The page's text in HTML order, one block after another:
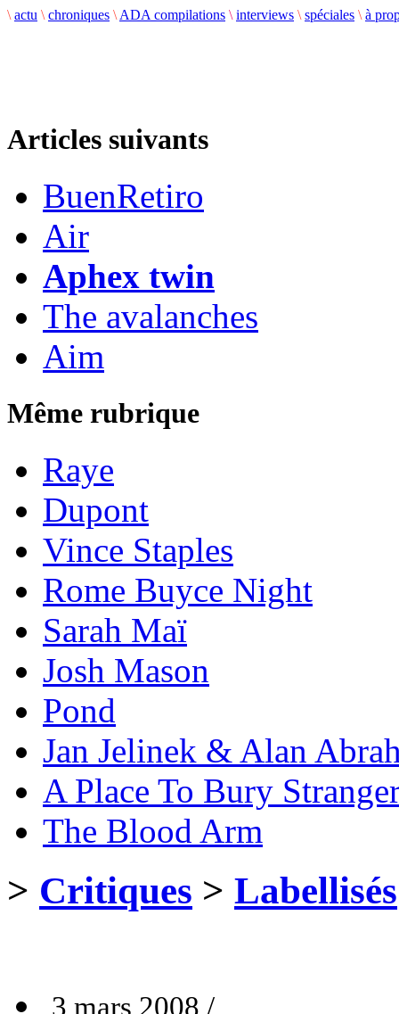
\ actu \ chroniques \ ADA compilations \ interviews \ spéciales \ à
Articles suivants
BuenRetiro
Air
Aphex twin
The avalanches
Aim
Même rubrique
Raye
Dupont
Vince Staples
Rome Buyce Night
Sarah Maï
Josh Mason
Pond
Jan Jelinek & Alan
A Place To Bury
The Blood Arm
> Critiques > Labellisés
3 mars 2008 /